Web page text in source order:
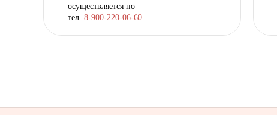
осуществляется по
тел. 8-900-220-06-60